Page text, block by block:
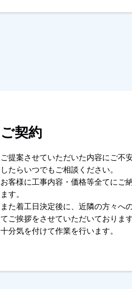
ご契約
ご提案させていただいた内容にご不
したらいつでもご相談ください。
お客様に工事内容・価格等全てにご
ます。
また着工日決定後に、近隣の方々へ
てご挨拶をさせていただいておりま
十分気を付けて作業を行います。